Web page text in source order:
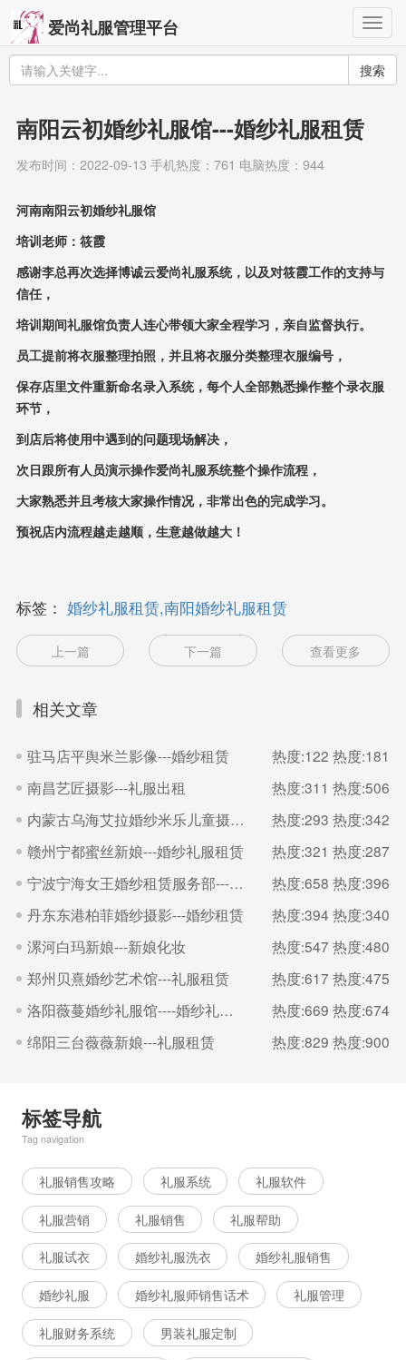
爱尚礼服管理平台
搜索
南阳云初婚纱礼服馆---婚纱礼服租赁
发布时间：2022-09-13 手机热度：761 电脑热度：944
河南南阳云初婚纱礼服馆
培训老师：筱霞
感谢李总再次选择博诚云爱尚礼服系统，以及对筱霞工作的支持与
信任，
培训期间礼服馆负责人连心带领大家全程学习，亲自监督执行。
员工提前将衣服整理拍照，并且将衣服分类整理衣服编号，
保存店里文件重新命名录入系统，每个人全部熟悉操作整个录衣服
环节，
到店后将使用中遇到的问题现场解决，
次日跟所有人员演示操作爱尚礼服系统整个操作流程，
大家熟悉并且考核大家操作情况，非常出色的完成学习。
预祝店内流程越走越顺，生意越做越大！
标签： 婚纱礼服租赁,南阳婚纱礼服租赁
上一篇 下一篇 查看更多
相关文章
驻马店平舆米兰影像---婚纱租赁 热度:122 热度:181
南昌艺匠摄影---礼服出租
热度:311 热度:506
内蒙古乌海艾拉婚纱米乐儿童摄影---婚礼跟妆
热度:293 热度:342
赣州宁都蜜丝新娘---婚纱礼服租赁
热度:321 热度:287
宁波宁海女王婚纱租赁服务部---婚纱租赁
热度:658 热度:396
丹东东港柏菲婚纱摄影---婚纱租赁
热度:394 热度:340
漯河白玛新娘---新娘化妆
热度:547 热度:480
郑州贝熹婚纱艺术馆---礼服租赁
热度:617 热度:475
洛阳薇蔓婚纱礼服馆----婚纱礼服租赁
热度:669 热度:674
绵阳三台薇薇新娘---礼服租赁
热度:829 热度:900
标签导航
Tag navigation
礼服销售攻略 礼服系统 礼服软件
礼服营销 礼服销售 礼服帮助
礼服试衣 婚纱礼服洗衣 婚纱礼服销售
婚纱礼服 婚纱礼服师销售话术 礼服管理
礼服财务系统 男装礼服定制